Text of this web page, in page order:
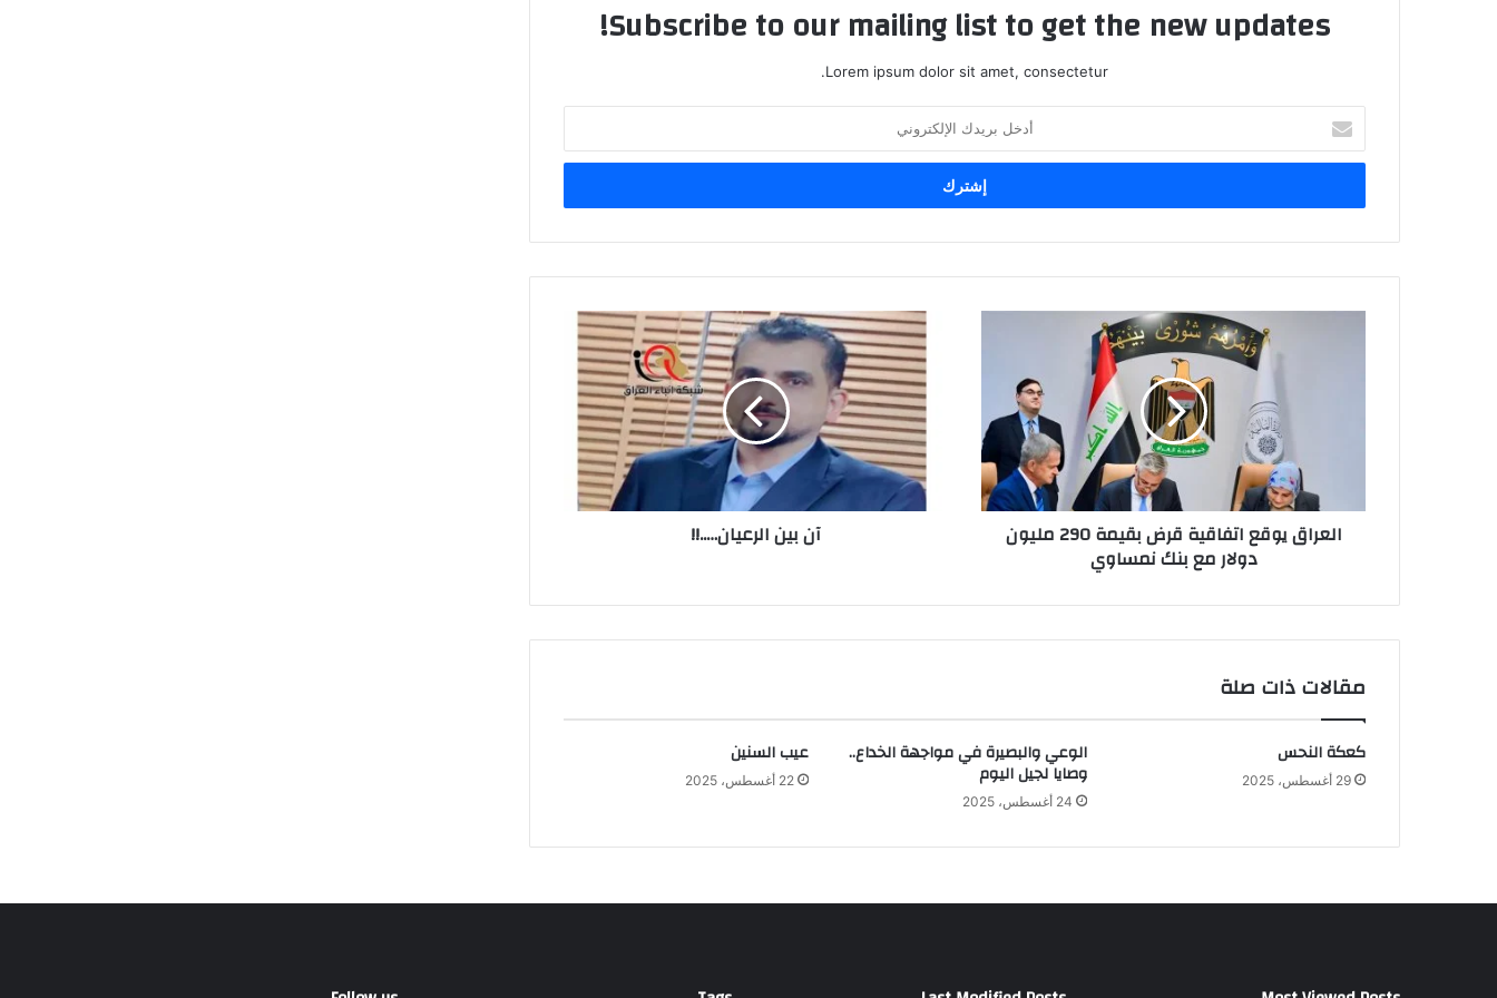
Subscribe to our mailing list to get the new updates!
Lorem ipsum dolor sit amet, consectetur.
بريدك
الإلكتروني
مع
العراق يوقع اتفاقية قرض بقيمة 290 مليون
دولار مع بنك نمساوي
الرعيان…..!!
آن بين الرعيان…..!!
مقالات ذات صلة
كعكة النحس
29 أغسطس، 2025
الوعي والبصيرة في مواجهة الخداع..
وصايا لجيل اليوم
24 أغسطس، 2025
عيب السنين
22 أغسطس، 2025